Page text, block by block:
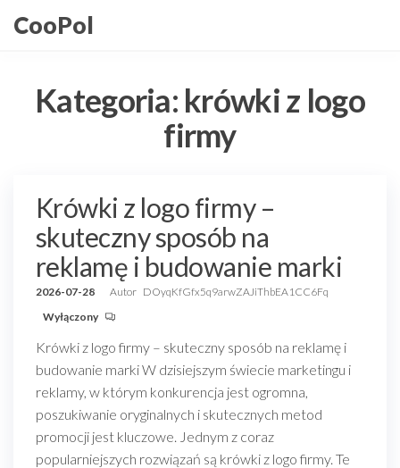
doCooPol
Kategoria: krówki z logo
firmy
Krówki z logo firmy –
skuteczny sposób na
reklamę i budowanie marki
2026-07-28 Autor DOyqKfGfx5q9arwZAJiThbEA1CC6Fq
Wyłączony
Krówki z logo firmy – skuteczny sposób na reklamę i
budowanie marki W dzisiejszym świecie marketingu i
reklamy, w którym konkurencja jest ogromna,
poszukiwanie oryginalnych i skutecznych metod
promocji jest kluczowe. Jednym z coraz
popularniejszych rozwiązań są krówki z logo firmy. Te